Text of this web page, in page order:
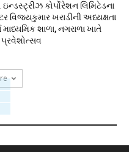
કોર્પોરેશન લિમિટેડના
વિજયકુમાર ખરાડીની અધ્યક્ષતા
માધ્યમિક શાળા, નગરાળા ખાતે
પ્રવેશોત્સવ